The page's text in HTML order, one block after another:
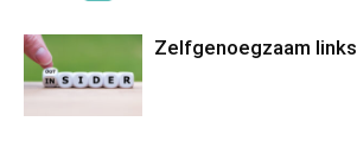
Zelfgenoegzaam links